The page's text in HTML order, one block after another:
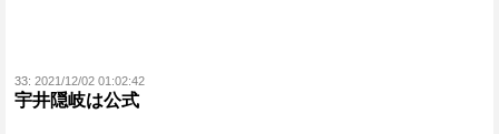
33: 2021/12/02 01:02:42
宇井隠岐は公式